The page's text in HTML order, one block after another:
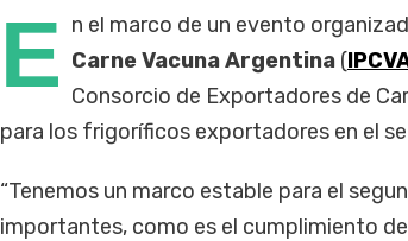
E n el marco de un evento
Carne Vacuna Argentina(
Consorcio de Exportadores de
para los frigoríficos exportadores en el
“Tenemos un marco estable para el
importantes, como es el cumplimiento